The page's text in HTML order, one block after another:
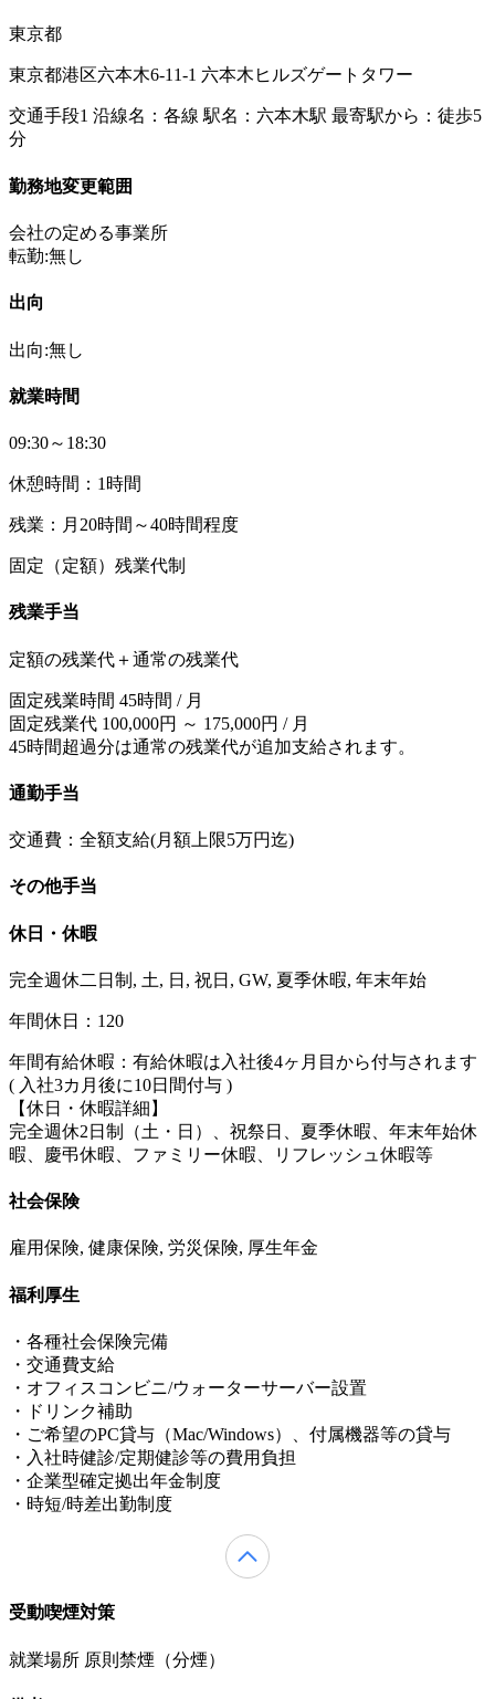
東京都
東京都港区六本木6-11-1 六本木ヒルズゲートタワー
交通手段1 沿線名：各線 駅名：六本木駅 最寄駅から：徒歩5
分
勤務地変更範囲
会社の定める事業所
転勤:無し
出向
出向:無し
就業時間
09:30～18:30
休憩時間：1時間
残業：月20時間～40時間程度
固定（定額）残業代制
残業手当
定額の残業代＋通常の残業代
固定残業時間 45時間 / 月
固定残業代 100,000円 ～ 175,000円 / 月
45時間超過分は通常の残業代が追加支給されます。
通勤手当
交通費：全額支給(月額上限5万円迄)
その他手当
休日・休暇
完全週休二日制, 土, 日, 祝日, GW, 夏季休暇, 年末年始
年間休日：120
年間有給休暇：有給休暇は入社後4ヶ月目から付与されます
( 入社3カ月後に10日間付与 )
【休日・休暇詳細】
完全週休2日制（土・日）、祝祭日、夏季休暇、年末年始休
暇、慶弔休暇、ファミリー休暇、リフレッシュ休暇等
社会保険
雇用保険, 健康保険, 労災保険, 厚生年金
福利厚生
・各種社会保険完備
・交通費支給
・オフィスコンビニ/ウォーターサーバー設置
・ドリンク補助
・ご希望のPC貸与（Mac/Windows）、付属機器等の貸与
・入社時健診/定期健診等の費用負担
・企業型確定拠出年金制度
・時短/時差出勤制度
受動喫煙対策
就業場所 原則禁煙（分煙）